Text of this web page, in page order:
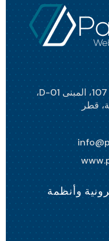
حاضنة قطر للأعمال، الوحدة 107، المبنى D-01،
وأنظمة